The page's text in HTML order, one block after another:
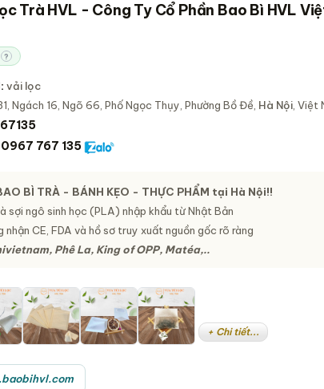
Trà HVL - Công Ty Cổ Phần Bao Bì HVL
?
vải lọc
Ngách 16, Ngõ 66, Phố Ngọc Thụy, Phường Bồ Đề, Hà Nội , Việt
0967 767 135
BÌ TRÀ - BÁNH KẸO - THỰC PHẨM tại Hà Nội!!
sợi ngô sinh học (PLA) nhập khẩu từ Nhật Bản
CE, FDA và hồ sơ truy xuất nguồn gốc rõ ràng
Phê La, King of OPP, Matéa,..
+ Chi tiết...